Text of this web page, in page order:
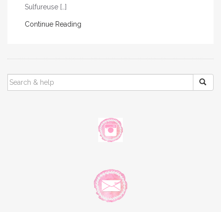
Sulfureuse […]
Continue Reading
SEARCH
FOR: